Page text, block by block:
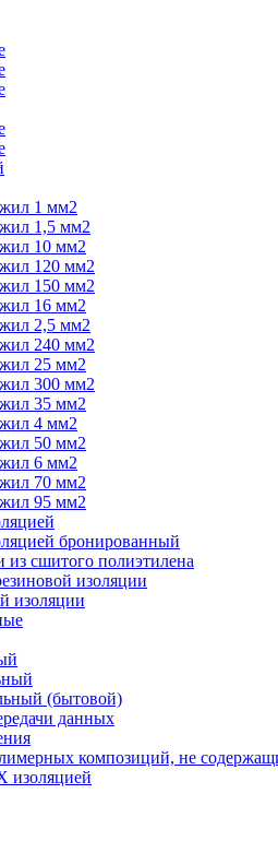
1 мм2
1,5 мм2
10 мм2
120 мм2
150 мм2
16 мм2
2,5 мм2
240 мм2
25 мм2
300 мм2
35 мм2
4 мм2
50 мм2
6 мм2
70 мм2
95 мм2
бронированный
из сшитого полиэтилена
изоляции
изоляции
(бытовой)
данных
композиций, не
изоляцией